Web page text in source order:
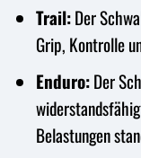
Trail:Der
Grip, Kontrolle
Enduro:Der
Belastungen